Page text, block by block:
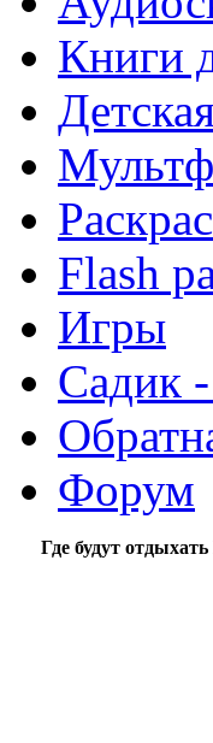
Книги
Flash
Игры
Садик
Форум
Где будут